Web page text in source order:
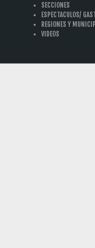
SECCIONES
ESPECTACULOS/
REGIONES Y
VIDEOS